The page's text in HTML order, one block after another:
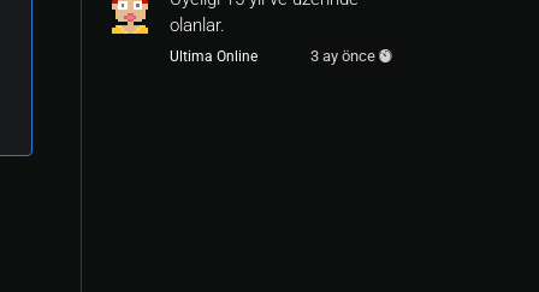
olanlar.
Ultima Online 3 ay önce